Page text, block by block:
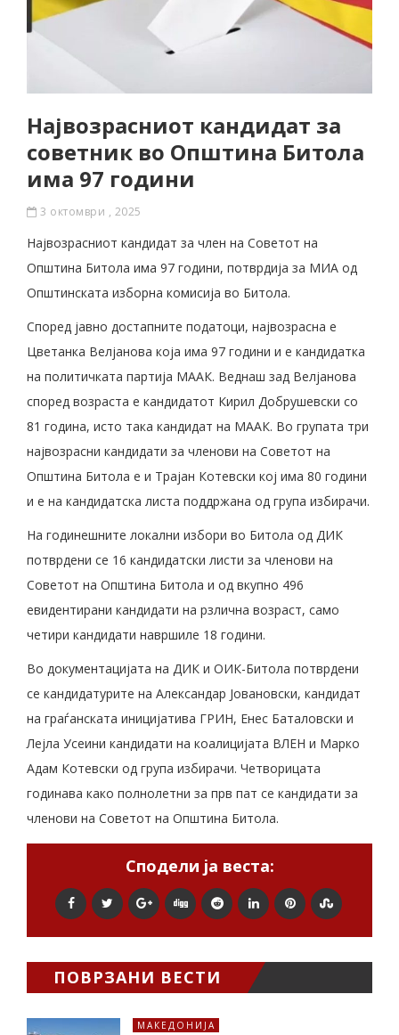
Највозрасниот кандидат за
советник во Општина Битола
има 97 години
3 октомври , 2025
Највозрасниот кандидат за член на Советот на
Општина Битола има 97 години, потврдија за МИА од
Општинската изборна комисија во Битола.
Според јавно достапните податоци, највозрасна е
Цветанка Велјанова која има 97 години и е кандидатка
на политичката партија МААК. Веднаш зад Велјанова
според возраста е кандидатот Кирил Добрушевски со
81 година, исто така кандидат на МААК. Во групата три
највозрасни кандидати за членови на Советот на
Општина Битола е и Трајан Котевски кој има 80 години
и е на кандидатска листа поддржана од група избирачи.
На годинешните локални избори во Битола од ДИК
потврдени се 16 кандидатски листи за членови на
Советот на Општина Битола и од вкупно 496
евидентирани кандидати на рзлична возраст, само
четири кандидати навршиле 18 години.
Во документацијата на ДИК и ОИК-Битола потврдени
се кандидатурите на Александар Јовановски, кандидат
на граѓанската иницијатива ГРИН, Енес Баталовски и
Лејла Усеини кандидати на коалицијата ВЛЕН и Марко
Адам Котевски од група избирачи. Четворицата
годинава како полнолетни за прв пат се кандидати за
членови на Советот на Општина Битола.
Сподели ја веста:
ПОВРЗАНИ ВЕСТИ
МАКЕДОНИЈА